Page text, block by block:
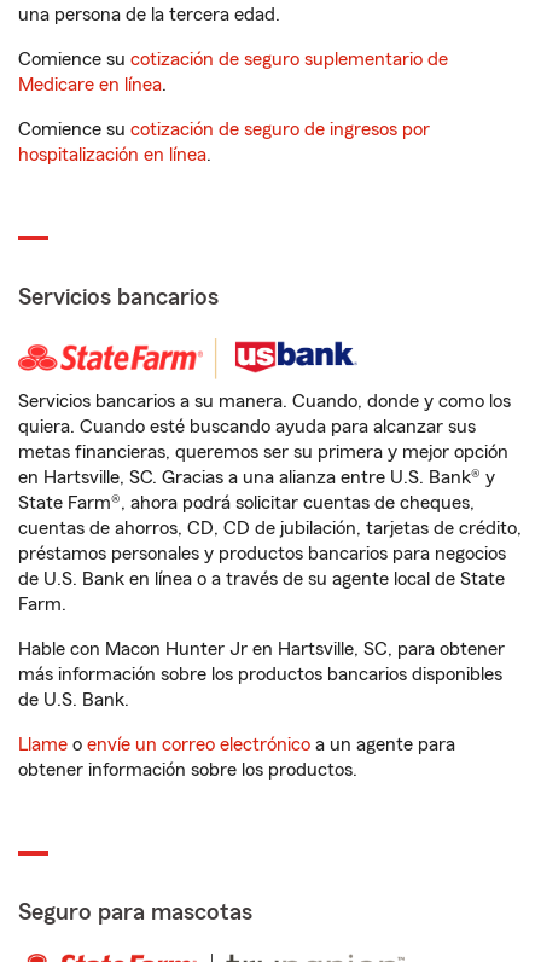
una persona de la tercera edad.
Comience su cotización de seguro suplementario de
Medicare en línea.
Comience su cotización de seguro de ingresos por
hospitalización en línea.
Servicios bancarios
Servicios bancarios a su manera. Cuando, donde y como los
quiera. Cuando esté buscando ayuda para alcanzar sus
metas financieras, queremos ser su primera y mejor opción
en Hartsville, SC. Gracias a una alianza entre U.S. Bank® y
State Farm®, ahora podrá solicitar cuentas de cheques,
cuentas de ahorros, CD, CD de jubilación, tarjetas de crédito,
préstamos personales y productos bancarios para negocios
de U.S. Bank en línea o a través de su agente local de State
Farm.
Hable con Macon Hunter Jr en Hartsville, SC, para obtener
más información sobre los productos bancarios disponibles
de U.S. Bank.
Llame o envíe un correo electrónico a un agente para
obtener información sobre los productos.
Seguro para mascotas